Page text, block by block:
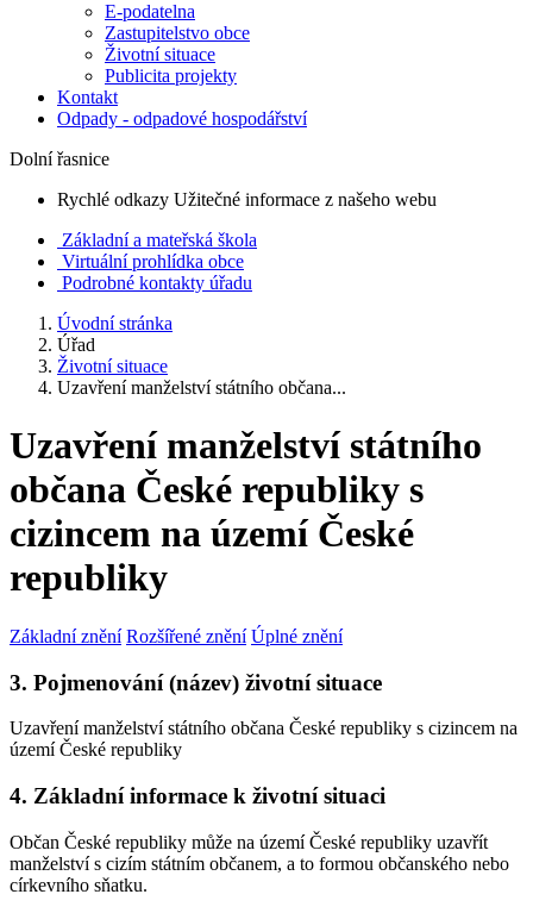
E-podatelna
Zastupitelstvo obce
Životní situace
Publicita projekty
Kontakt
Odpady - odpadové hospodářství
Dolní řasnice
Rychlé odkazy Užitečné informace z našeho webu
Základní a mateřská škola
Virtuální prohlídka obce
Podrobné kontakty úřadu
Úvodní stránka
Úřad
Životní situace
Uzavření manželství státního občana...
Uzavření manželství státního
občana České republiky s
cizincem na území České
republiky
Základní znění Rozšířené znění Úplné znění
3. Pojmenování (název) životní situace
Uzavření manželství státního občana České republiky s cizincem na
území České republiky
4. Základní informace k životní situaci
Občan České republiky může na území České republiky uzavřít
manželství s cizím státním občanem, a to formou občanského nebo
církevního sňatku.